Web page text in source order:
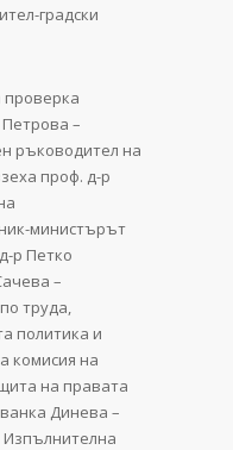
градски
проверка
–
ръководител на
проф. д-р
министърът
р Петко
–
труда,
политика и
комисия на
на правата
Динева –